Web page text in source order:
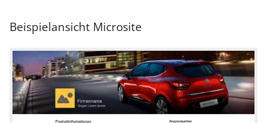
Beispielansicht Microsite